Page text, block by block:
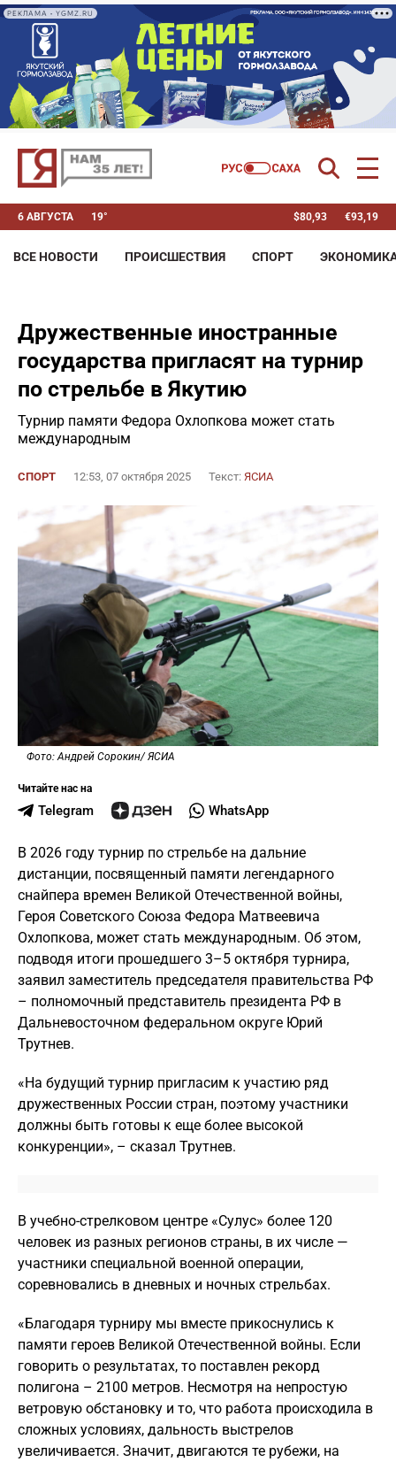
РЕКЛАМА • YGMZ.RU
6 АВГУСТА 19° $80,93 €93,19
ВСЕ НОВОСТИ ПРОИСШЕСТВИЯ СПОРТ
Дружественные иностранные
государства пригласят на турнир
по стрельбе в Якутию
Турнир памяти Федора Охлопкова может стать
международным
СПОРТ 12:53, 07 октября 2025 Текст: ЯСИА
Фото: Андрей Сорокин/ ЯСИА
Читайте нас на
Telegram WhatsApp
В 2026 году турнир по стрельбе на дальние
дистанции, посвященный памяти легендарного
снайпера времен Великой Отечественной войны,
Героя Советского Союза Федора Матвеевича
Охлопкова, может стать международным. Об этом,
подводя итоги прошедшего 3–5 октября турнира,
заявил заместитель председателя правительства РФ
– полномочный представитель президента РФ в
Дальневосточном федеральном округе Юрий
Трутнев.
«На будущий турнир пригласим к участию ряд
дружественных России стран, поэтому участники
должны быть готовы к еще более высокой
конкуренции», – сказал Трутнев.
В учебно-стрелковом центре «Сулус» более 120
человек из разных регионов страны, в их числе —
участники специальной военной операции,
соревновались в дневных и ночных стрельбах.
«Благодаря турниру мы вместе прикоснулись к
памяти героев Великой Отечественной войны. Если
говорить о результатах, то поставлен рекорд
полигона – 2100 метров. Несмотря на непростую
ветровую обстановку и то, что работа происходила в
сложных условиях, дальность выстрелов
увеличивается. Значит, двигаются те рубежи, на